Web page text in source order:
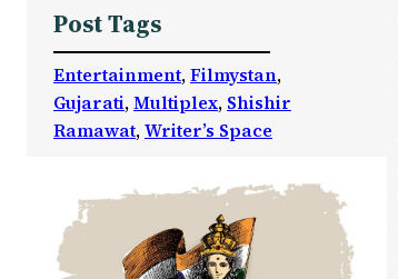
Post Tags
Entertainment, Filmystan
Gujarati, Multiplex, Shishir
Ramawat, Writer’s Space